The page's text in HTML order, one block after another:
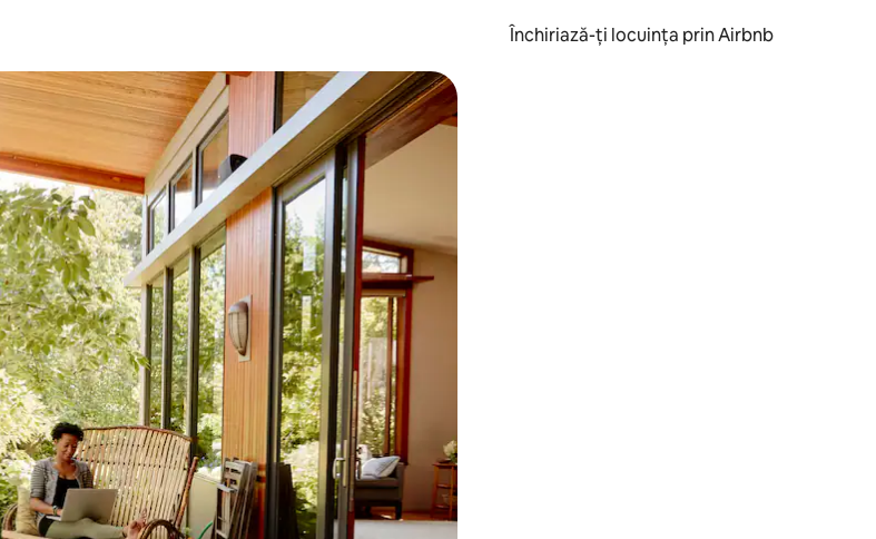
Închiriază-ți locuința prin Airbnb
și în jos sau prin gesturi de atingere ori glisare.